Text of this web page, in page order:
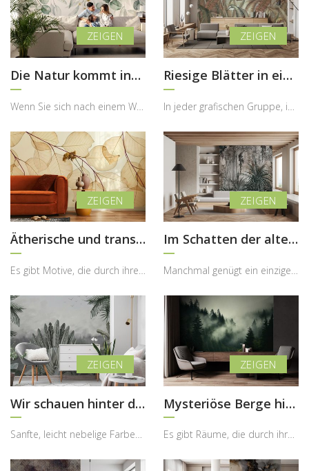
Die Natur kommt ins Haus
Wenn Sie sich nach einem Wohnzimmer sehnen, das Leichtigkeit, Harmonie und natürliche Eleganz aus...
Riesige Blätter in einer Herbstausstellung
In jeder grafischen Gruppe, in die wir unser Angebot an Wandbildern unterteilt haben, finden Sie ...
Ätherische und transparente Blätter
Es gibt Motive, die durch ihre Leichtigkeit überzeugen und dem Raum eine besondere, fast schwerel...
Im Schatten der alten Säulen
Manchmal genügt ein einziges Element, um einem Raum Charakter und außergewöhnliche Tiefe zu verle...
Wir schauen hinter dem Busch hervor
Sanfte, leicht nebelige Farben, subtile Pflanzenformen und eine beruhigende Komposition – diese F...
Mysteriöse Berge hinter dem Nebel
Es gibt Räume, die durch ihre Schlichtheit überzeugen, aber erst durch ein ausdrucksstarkes Detai...